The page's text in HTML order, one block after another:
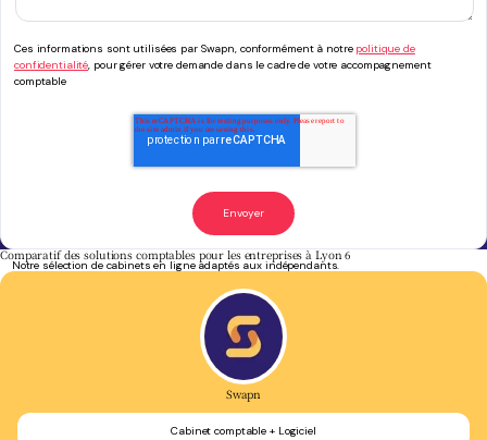
Ces informations sont utilisées par Swapn, conformément à notre politique de
confidentialité, pour gérer votre demande dans le cadre de votre accompagnement
comptable
Comparatif des solutions comptables pour les entreprises à Lyon 6
Notre sélection de cabinets en ligne adaptés aux indépendants.
Swapn
Cabinet comptable + Logiciel